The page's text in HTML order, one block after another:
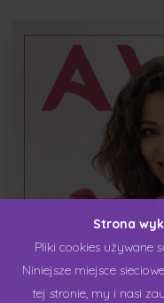
Strona
Pliki cookies używane
Niniejsze miejsce
tej stronie, my i nasi